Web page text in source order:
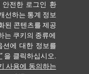
안전한 로그인 환
선하는 통계 정보
된 콘텐츠를 제공
는 쿠키의 종류에
에 대한 정보를
을 클릭하십시오.
사용에 동의하는